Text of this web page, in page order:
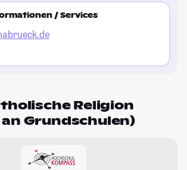
/ Services
Religion
Grundschulen)